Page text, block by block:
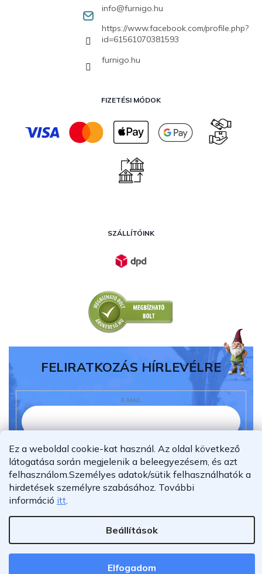
Ez a weboldal cookie-kat használ. Az oldal következő
látogatása során megjelenik a beleegyezésem, és azt
felhasználom.Személyes adatok/sütik felhasználhatók a
hirdetések személyre szabásához. További
információ itt.
Beállítások
Elfogadom
info@furnigo.hu
https://www.facebook.com/profile.php?
id=61561070381593
furnigo.hu
FIZETÉSI MÓDOK
SZÁLLÍTÓINK
FELIRATKOZÁS HÍRLEVÉLRE
E-MAIL
Elolvastam és megértettem azadatvédelmi
nyilatkozatot.
Feliratkozás
Shoptet Premium készítette